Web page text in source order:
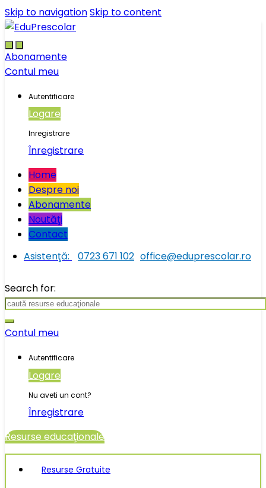
Skip to navigationSkip to content
Abonamente
Contul meu
Autentificare
Logare
Inregistrare
Înregistrare
Home
Despre noi
Abonamente
Noutăţi
Contact
Asistenţă:
0723 671 102 office@eduprescolar.ro
Search for:
Contul meu
Autentificare
Logare
Nu aveti un cont?
Înregistrare
Resurse educaţionale
Resurse Gratuite